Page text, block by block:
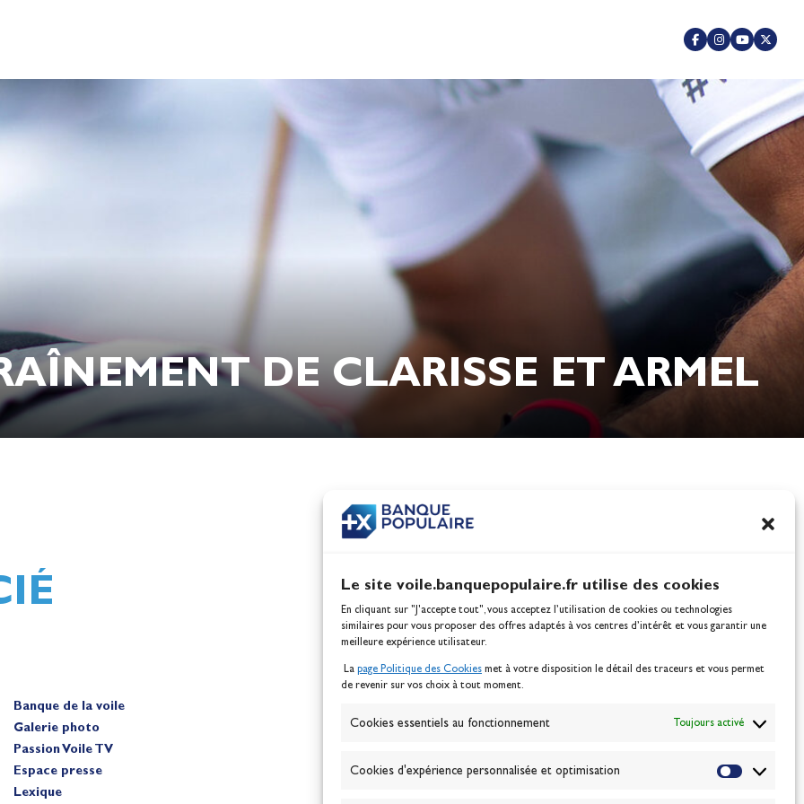
Le site voile.banquepopulaire.fr utilise des cookies
En cliquant sur "J'accepte tout", vous acceptez l’utilisation de cookies ou technologies
similaires pour vous proposer des offres adaptés à vos centres d’intérêt et vous garantir une
meilleure expérience utilisateur.
La page Politique des Cookies met à votre disposition le détail des traceurs et vous permet
de revenir sur vos choix à tout moment.
Cookies essentiels au fonctionnement Toujours activé
Cookies d'expérience personnalisée et optimisation
DE CLARISSE ET ARMEL
Berthomieu, vice-championnes
100% Glisse - Écoles
Banque de la voile
Galerie photo
Passion Voile TV
Espace presse
Lexique
ABONNEZ-VOUS